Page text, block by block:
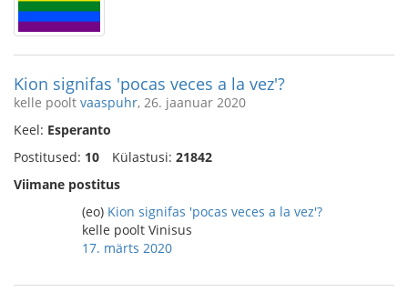
Kion signifas 'pocas veces a la vez'?
kelle poolt vaaspuhr, 26. jaanuar 2020
Keel: Esperanto
Postitused: 10 Külastusi: 21842
Viimane postitus
(eo) Kion signifas 'pocas veces a la vez'?
kelle poolt Vinisus
17. märts 2020